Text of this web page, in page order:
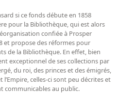
si ce fonds débute en 1858
pour la Bibliothèque, qui est alors
confiée à Prosper
et propose des réformes pour
de la Bibliothèque. En effet, bien
exceptionnel de ses collections par
du roi, des princes et des émigrés,
l’Empire, celles-ci sont peu décrites et
communicables au public.